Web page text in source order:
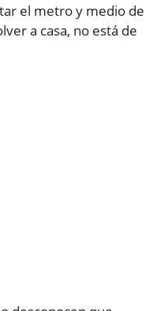
el metro y medio de
a casa, no está de